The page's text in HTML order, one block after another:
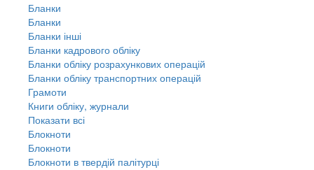
Бланки
Бланки
Бланки інші
Бланки кадрового обліку
Бланки обліку розрахункових операцій
Бланки обліку транспортних операцій
Грамоти
Книги обліку, журнали
Показати всі
Блокноти
Блокноти
Блокноти в твердій палітурці